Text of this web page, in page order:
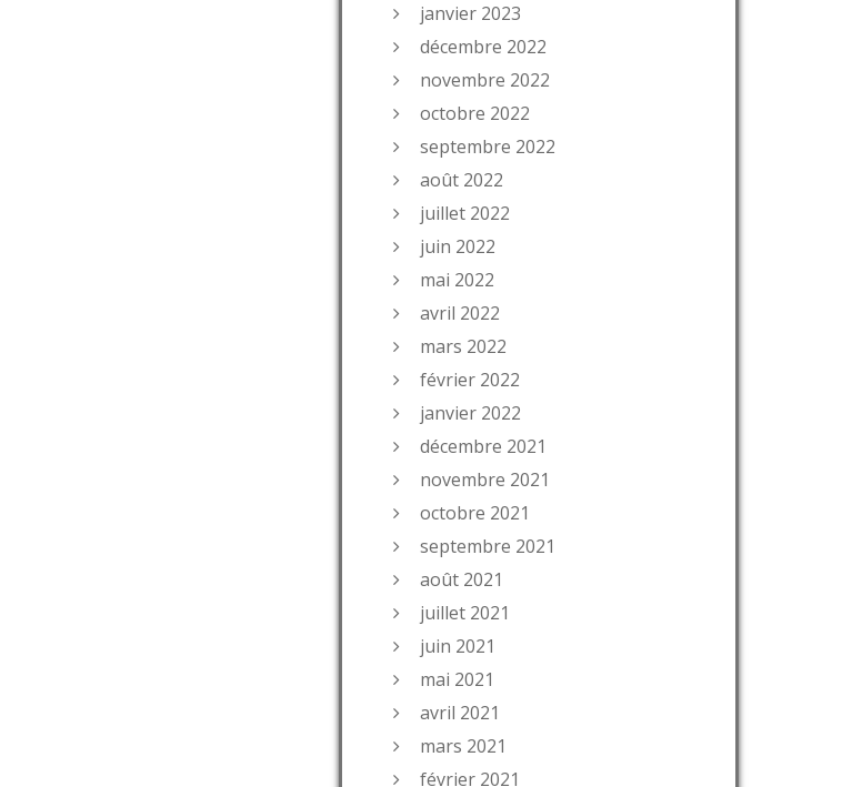
janvier 2023
décembre 2022
novembre 2022
octobre 2022
septembre 2022
août 2022
juillet 2022
juin 2022
mai 2022
avril 2022
mars 2022
février 2022
janvier 2022
décembre 2021
novembre 2021
octobre 2021
septembre 2021
août 2021
juillet 2021
juin 2021
mai 2021
avril 2021
mars 2021
février 2021